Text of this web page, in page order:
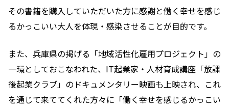
その書籍を購入していただいた方に感謝と働く幸せを感じ
るかっこいい大人を体現・感染させることが目的です。
また、兵庫県の掲げる「地域活性化雇用プロジェクト」の
一環としておこなわれた、IT起業家・人材育成講座「放課
後起業クラブ」のドキュメンタリー映画も上映され、これ
を通じて来ててくれた方々に「働く幸せを感じるかっこい